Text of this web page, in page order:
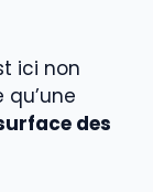
ici non
qu’une
des